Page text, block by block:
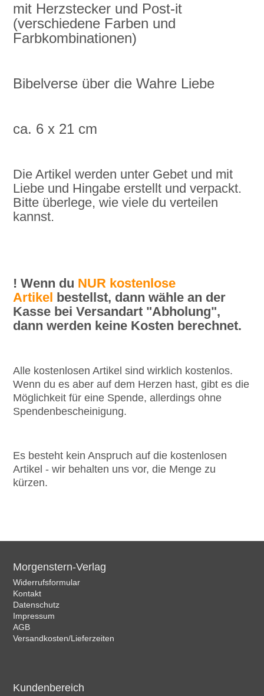
mit Herzstecker und Post-it
(verschiedene Farben und
Farbkombinationen)
Bibelverse über die Wahre Liebe
ca. 6 x 21 cm
Die Artikel werden unter Gebet und mit
Liebe und Hingabe erstellt und verpackt.
Bitte überlege, wie viele du verteilen
kannst.
! Wenn du NUR kostenlose
Artikel bestellst, dann wähle an der
Kasse bei Versandart "Abholung",
dann werden keine Kosten berechnet.
Alle kostenlosen Artikel sind wirklich kostenlos.
Wenn du es aber auf dem Herzen hast, gibt es die
Möglichkeit für eine Spende, allerdings ohne
Spendenbescheinigung.
Es besteht kein Anspruch auf die kostenlosen
Artikel - wir behalten uns vor, die Menge zu
kürzen.
Morgenstern-Verlag
Widerrufsformular
Kontakt
Datenschutz
Impressum
AGB
Versandkosten/Lieferzeiten
Kundenbereich